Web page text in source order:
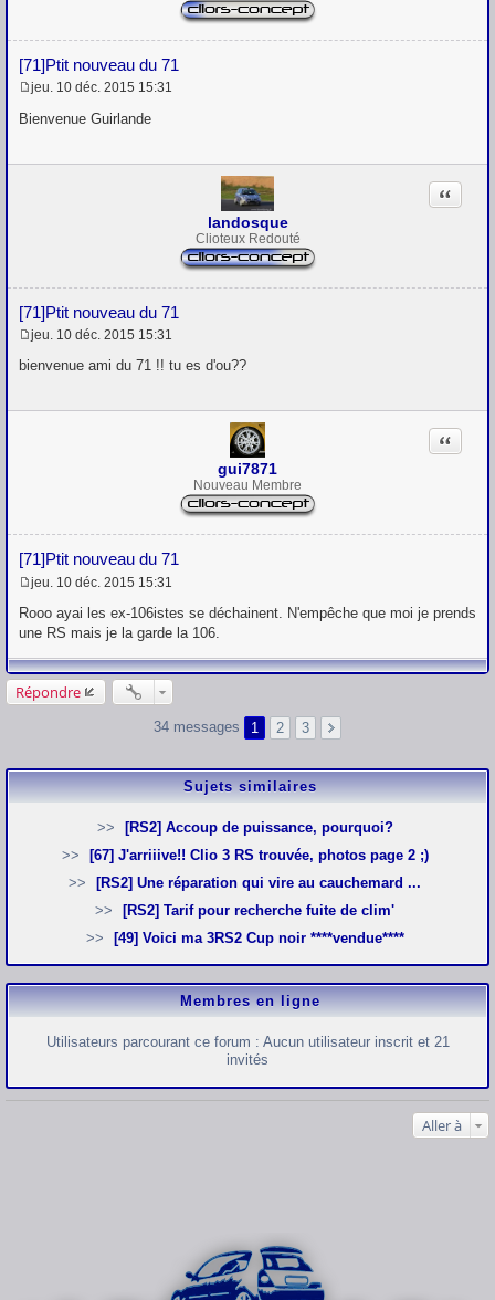
[71]Ptit nouveau du 71
e
a
jeu. 10 déc. 2015 15:31
Bienvenue Guirlande
landosque
Clioteux Redouté
[71]Ptit nouveau du 71
Citation
e
a
jeu. 10 déc. 2015 15:31
bienvenue ami du 71 !! tu es d'ou??
gui7871
Nouveau Membre
[71]Ptit nouveau du 71
Citation
M
e
s
a
g
e
jeu. 10 déc. 2015 15:31
Rooo ayai les ex-106istes se déchainent. N'empêche que moi je prends
une RS mais je la garde la 106.
Répondre
34 messages 1 2 3
Sujets similaires
[RS2] Accoup de puissance, pourquoi?
[67] J'arriiive!! Clio 3 RS trouvée, photos page 2 ;)
[RS2] Une réparation qui vire au cauchemard ...
[RS2] Tarif pour recherche fuite de clim'
[49] Voici ma 3RS2 Cup noir ****vendue****
Membres en ligne
Utilisateurs parcourant ce forum : Aucun utilisateur inscrit et 21
invités
Aller à